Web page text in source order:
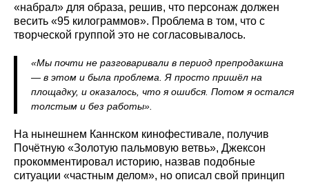
«набрал» для образа, решив, что персонаж должен
весить «95 килограммов». Проблема в том, что с
творческой группой это не согласовывалось.
«Мы почти не разговаривали в период препродакшна
— в этом и была проблема. Я просто пришёл на
площадку, и оказалось, что я ошибся. Потом я остался
толстым и без работы».
На нынешнем Каннском кинофестивале, получив
Почётную «Золотую пальмовую ветвь», Джексон
прокомментировал историю, назвав подобные
ситуации «частным делом», но описал свой принцип